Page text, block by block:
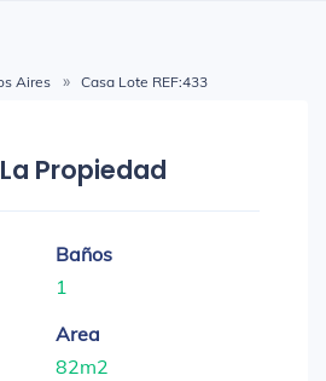
Aires Casa Lote REF:433
Propiedad
Baños
1
Area
82m2